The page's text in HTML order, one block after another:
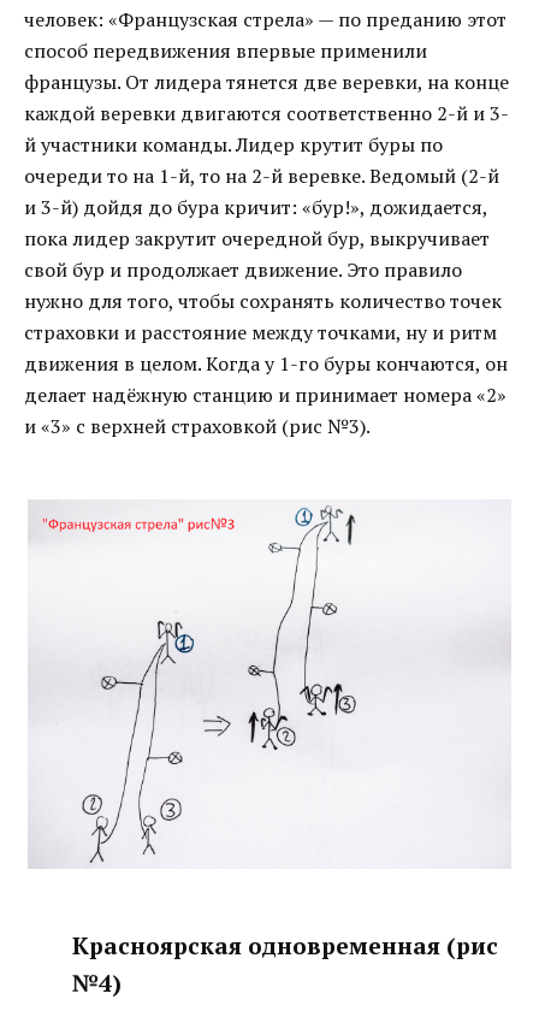
человек: «Французская стрела» — по преданию этот
способ передвижения впервые применили
французы. От лидера тянется две веревки, на конце
каждой веревки двигаются соответственно 2-й и 3-
й участники команды. Лидер крутит буры по
очереди то на 1-й, то на 2-й веревке. Ведомый (2-й
и 3-й) дойдя до бура кричит: «бур!», дожидается,
пока лидер закрутит очередной бур, выкручивает
свой бур и продолжает движение. Это правило
нужно для того, чтобы сохранять количество точек
страховки и расстояние между точками, ну и ритм
движения в целом. Когда у 1-го буры кончаются, он
делает надёжную станцию и принимает номера «2»
и «3» с верхней страховкой (рис №3).
Красноярская одновременная (рис
№4)